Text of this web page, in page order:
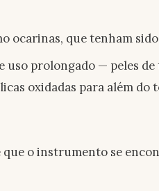
ocarinas, que tenham
uso prolongado — peles
oxidadas para além do
que o instrumento se